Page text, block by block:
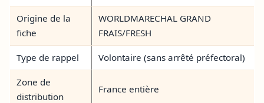
Origine de la
fiche
WORLDMARECHAL GRAND
FRAIS/FRESH
Type de rappel Volontaire (sans arrêté préfectoral)
Zone de
distribution
France entière